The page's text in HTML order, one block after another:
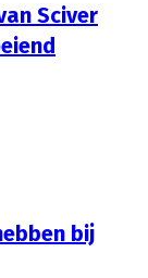
Sciver
bij